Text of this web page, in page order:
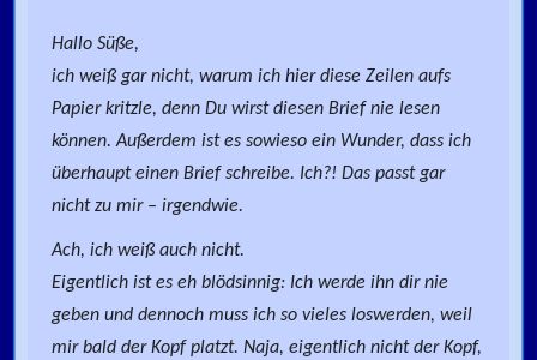
Hallo Süße,
ich weiß gar nicht, warum ich hier diese Zeilen aufs
Papier kritzle, denn Du wirst diesen Brief nie lesen
können. Außerdem ist es sowieso ein Wunder, dass ich
überhaupt einen Brief schreibe. Ich?! Das passt gar
nicht zu mir – irgendwie.
Ach, ich weiß auch nicht.
Eigentlich ist es eh blödsinnig: Ich werde ihn dir nie
geben und dennoch muss ich so vieles loswerden, weil
mir bald der Kopf platzt. Naja, eigentlich nicht der Kopf,